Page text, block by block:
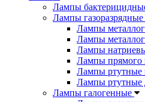
Лампы
Лампы газоразрядные
Лампы
Лампы
Лампы
Лампы прямого
Лампы ртутные
Лампы ртутные
Лампы галогенные